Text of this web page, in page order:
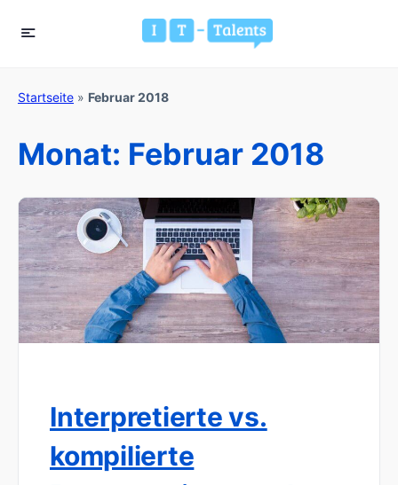
Startseite » Februar 2018
Monat: Februar 2018
Interpretierte vs.
kompilierte